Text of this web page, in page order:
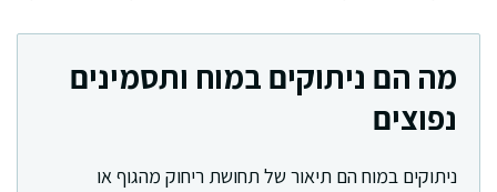
מה הם ניתוקים במוח ותסמינים
נפוצים
ניתוקים במוח הם תיאור של תחושת ריחוק מהגוף או